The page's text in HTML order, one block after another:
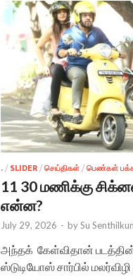
. / SLIDER / செய்திகள் / பெண்கள்
11 30 மணிக்கு
என்ன?
July 29, 2026 - bySu
அந்தக் கேள்விதான்
ஸ்டுடியோஸ் சார்பில்